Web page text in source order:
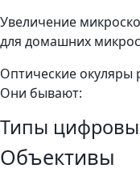
Увеличение
для домашних
Оптические окуляры
Они бывают:
Типы
Объективы